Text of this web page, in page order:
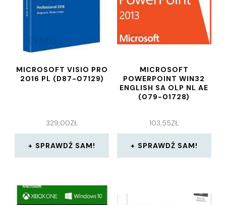
MICROSOFT VISIO PRO
2016 PL (D87-07129)
329,00ZŁ
SPRAWDŹ SAM!
MICROSOFT
POWERPOINT WIN32
ENGLISH SA OLP NL AE
(079-01728)
103,55ZŁ
SPRAWDŹ SAM!